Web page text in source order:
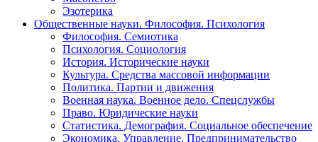
Эзотерика
Общественные науки. Философия. Психология
Философия. Семиотика
Психология. Социология
История. Исторические науки
Культура. Средства массовой информации
Политика. Партии и движения
Военная наука. Военное дело. Спецслужбы
Право. Юридические науки
Статистика. Демография. Социальное обеспечение
Экономика. Управление. Предпринимательство